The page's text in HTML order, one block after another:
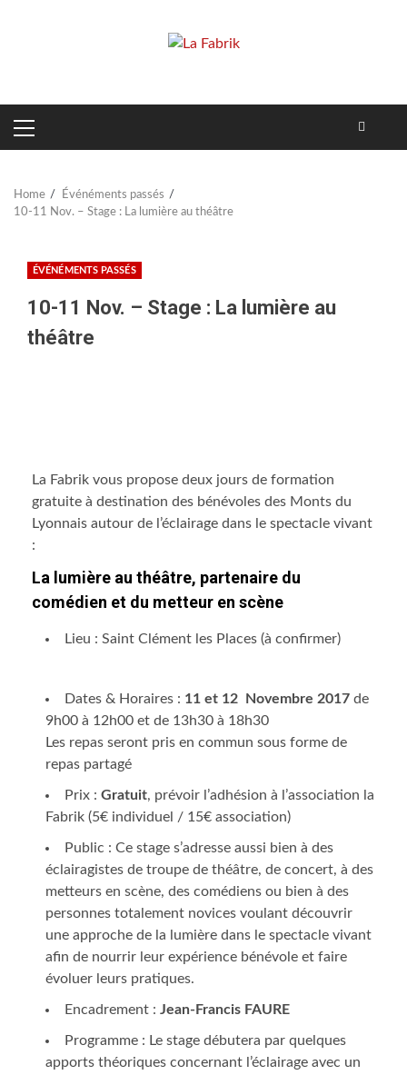
PRIMARY
MENU
Home
Événéments passés
10-11 Nov. – Stage : La lumière au théâtre
ÉVÉNÉMENTS PASSÉS
10-11 Nov. – Stage : La lumière au
théâtre
La Fabrik vous propose deux jours de formation
gratuite à destination des bénévoles des Monts du
Lyonnais autour de l’éclairage dans le spectacle vivant
:
La lumière au théâtre, partenaire du
comédien et du metteur en scène
Lieu : Saint Clément les Places (à confirmer)
Dates & Horaires : 11 et 12 Novembre 2017 de
9h00 à 12h00 et de 13h30 à 18h30
Les repas seront pris en commun sous forme de
repas partagé
Prix : Gratuit, prévoir l’adhésion à l’association la
Fabrik (5€ individuel / 15€ association)
Public : Ce stage s’adresse aussi bien à des
éclairagistes de troupe de théâtre, de concert, à des
metteurs en scène, des comédiens ou bien à des
personnes totalement novices voulant découvrir
une approche de la lumière dans le spectacle vivant
afin de nourrir leur expérience bénévole et faire
évoluer leurs pratiques.
Encadrement : Jean-Francis FAURE
Programme : Le stage débutera par quelques
apports théoriques concernant l’éclairage avec un